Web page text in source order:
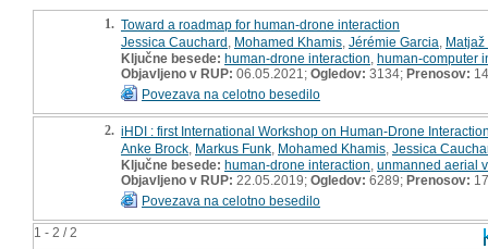
1 - 2 / 2
1. Toward a roadmap for human-drone interaction
Jessica Cauchard Mohamed Khamis Jérémie Garcia
Ključne besede: human-drone interaction human-computer
Objavljeno v RUP: 06.05.2021; Ogledov: 3134; Prenosov:
Povezava na celotno besedilo
2. iHDI : first International Workshop on Human-Drone
Anke Brock Markus Funk Mohamed Khamis Jessica
Ključne besede: human-drone interaction unmanned aerial
Objavljeno v RUP: 22.05.2019; Ogledov: 6289; Prenosov:
Povezava na celotno besedilo